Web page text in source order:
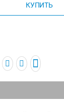
КУПИТЬ